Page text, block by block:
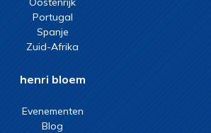
Portugal
Spanje
Zuid-Afrika
henri bloem
Evenementen
Blog